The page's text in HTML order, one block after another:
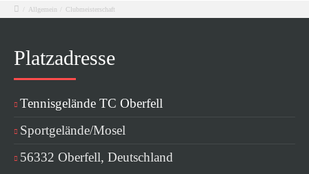
Allgemein Clubmeisterschaft
Platzadresse
Tennisgelände TC Oberfell
Sportgelände/Mosel
56332 Oberfell, Deutschland